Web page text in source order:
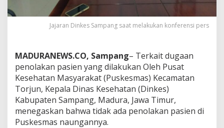
Jajaran Dinkes Sampang saat melakukan konferensi pers
MADURANEWS.CO, Sampang– Terkait dugaan
penolakan pasien yang dilakukan Oleh Pusat
Kesehatan Masyarakat (Puskesmas) Kecamatan
Torjun, Kepala Dinas Kesehatan (Dinkes)
Kabupaten Sampang, Madura, Jawa Timur,
menegaskan bahwa tidak ada penolakan pasien di
Puskesmas naungannya.